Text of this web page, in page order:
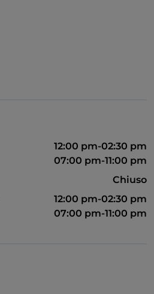
12:00 pm-02:30 pm
07:00 pm-11:00 pm
Chiuso
12:00 pm-02:30 pm
07:00 pm-11:00 pm